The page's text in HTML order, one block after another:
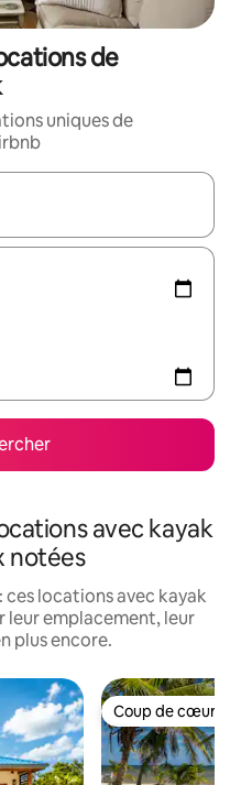
de
uniques de
utilisez les flèches vers le
avec kayak
notées
ces locations avec kayak
leur emplacement, leur
plus encore.
Coup de cœur
Coup de cœur